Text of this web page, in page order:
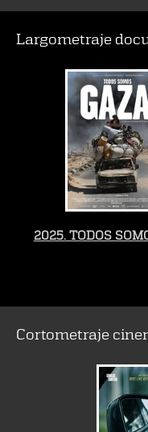
Largometraje
2025. TODOS
Cortometraje